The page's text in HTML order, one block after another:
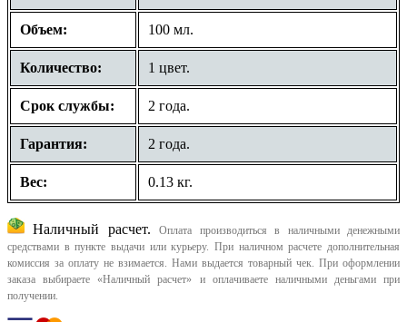
Объем: 100 мл.
Количество: 1 цвет.
Срок службы: 2 года.
Гарантия: 2 года.
Вес: 0.13 кг.
Наличный расчет.
Оплата производиться в наличными денежными
средствами в пункте выдачи или курьеру. При наличном расчете дополнительная
комиссия за оплату не взимается. Нами выдается товарный чек. При оформлении
заказа выбираете «Наличный расчет» и оплачиваете наличными деньгами при
получении.